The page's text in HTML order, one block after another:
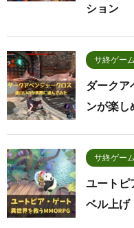
ション
サ終ゲーム
ダークア
ンが楽し
サ終ゲーム
ユートピ
ベル上げ